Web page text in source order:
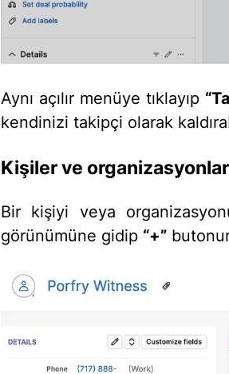
Aynı açılır menüye tıklayıp
kendinizi takipçi olarak
Kişiler ve organizasyonlar
Bir kişiyi veya
görünümüne gidip “+”